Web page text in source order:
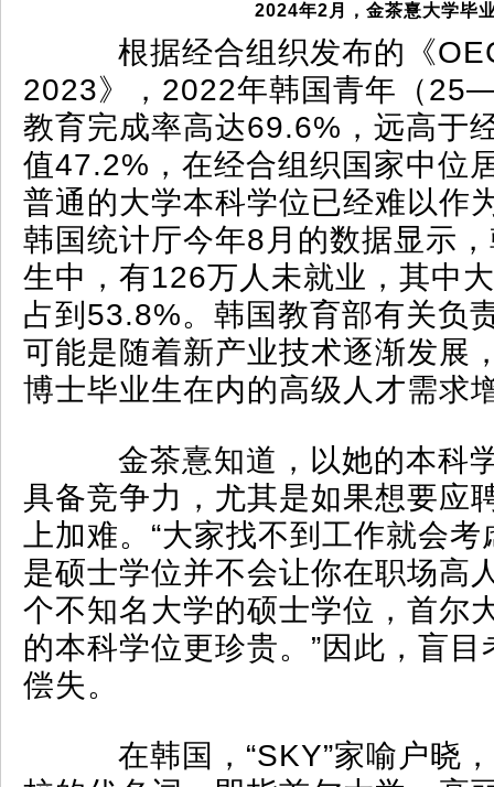
2024年2月，金茶憙大学毕
根据经合组织发布的《
2023》，2022年韩国青年（
教育完成率高达69.6%，远高于
值47.2%，在经合组织国家中位
普通的大学本科学位已经难以作
韩国统计厅今年8月的数据显示
生中，有126万人未就业，其中
占到53.8%。韩国教育部有关负
可能是随着新产业技术逐渐发展
博士毕业生在内的高级人才需求
金茶憙知道，以她的本科
具备竞争力，尤其是如果想要应
上加难。“大家找不到工作就会
是硕士学位并不会让你在职场高
个不知名大学的硕士学位，首尔
的本科学位更珍贵。”因此，盲
偿失。
在韩国，“SKY”家喻户晓，